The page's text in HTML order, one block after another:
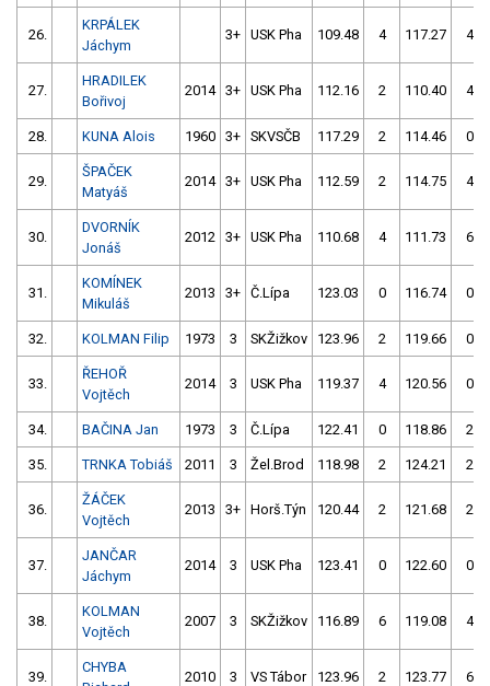
26.
KRPÁLEK
Jáchym
3+ USK Pha 109.48 4 117.27 4
27.
HRADILEK
Bořivoj
2014 3+ USK Pha 112.16 2 110.40 4
28. KUNA Alois 1960 3+ SKVSČB 117.29 2 114.46 0
29.
ŠPAČEK
Matyáš
2014 3+ USK Pha 112.59 2 114.75 4
30.
DVORNÍK
Jonáš
2012 3+ USK Pha 110.68 4 111.73 6
31.
KOMÍNEK
Mikuláš
2013 3+ Č.Lípa 123.03 0 116.74 0
32. KOLMAN Filip 1973 3 SKŽižkov 123.96 2 119.66 0
33.
ŘEHOŘ
Vojtěch
2014 3 USK Pha 119.37 4 120.56 0
34. BAČINA Jan 1973 3 Č.Lípa 122.41 0 118.86 2
35. TRNKA Tobiáš 2011 3 Žel.Brod 118.98 2 124.21 2
36.
ŽÁČEK
Vojtěch
2013 3+ Horš.Týn 120.44 2 121.68 2
37.
JANČAR
Jáchym
2014 3 USK Pha 123.41 0 122.60 0
38.
KOLMAN
Vojtěch
2007 3 SKŽižkov 116.89 6 119.08 4
39.
CHYBA
2010 3 VS Tábor 123.96 2 123.77 6